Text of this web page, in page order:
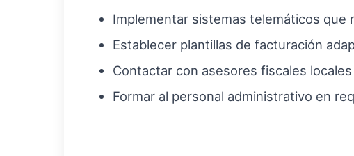
Implementar sistemas telemáticos
Establecer plantillas de facturación
Contactar con asesores fiscales
Formar al personal administrativo en